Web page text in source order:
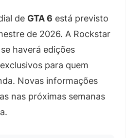
de GTA 6 está previsto
de 2026. A Rockstar
haverá edições
para quem
Novas informações
nas próximas semanas